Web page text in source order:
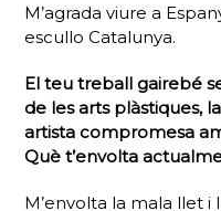
M’agrada viure a
escullo Catalunya.
El teu treball gairebé
de les arts plàstiques,
artista compromesa
Què t’envolta
M’envolta la mala llet i